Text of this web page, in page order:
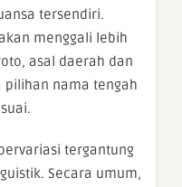
tersendiri.
menggali lebih
asal daerah dan
pilihan nama tengah
tergantung
Secara umum,